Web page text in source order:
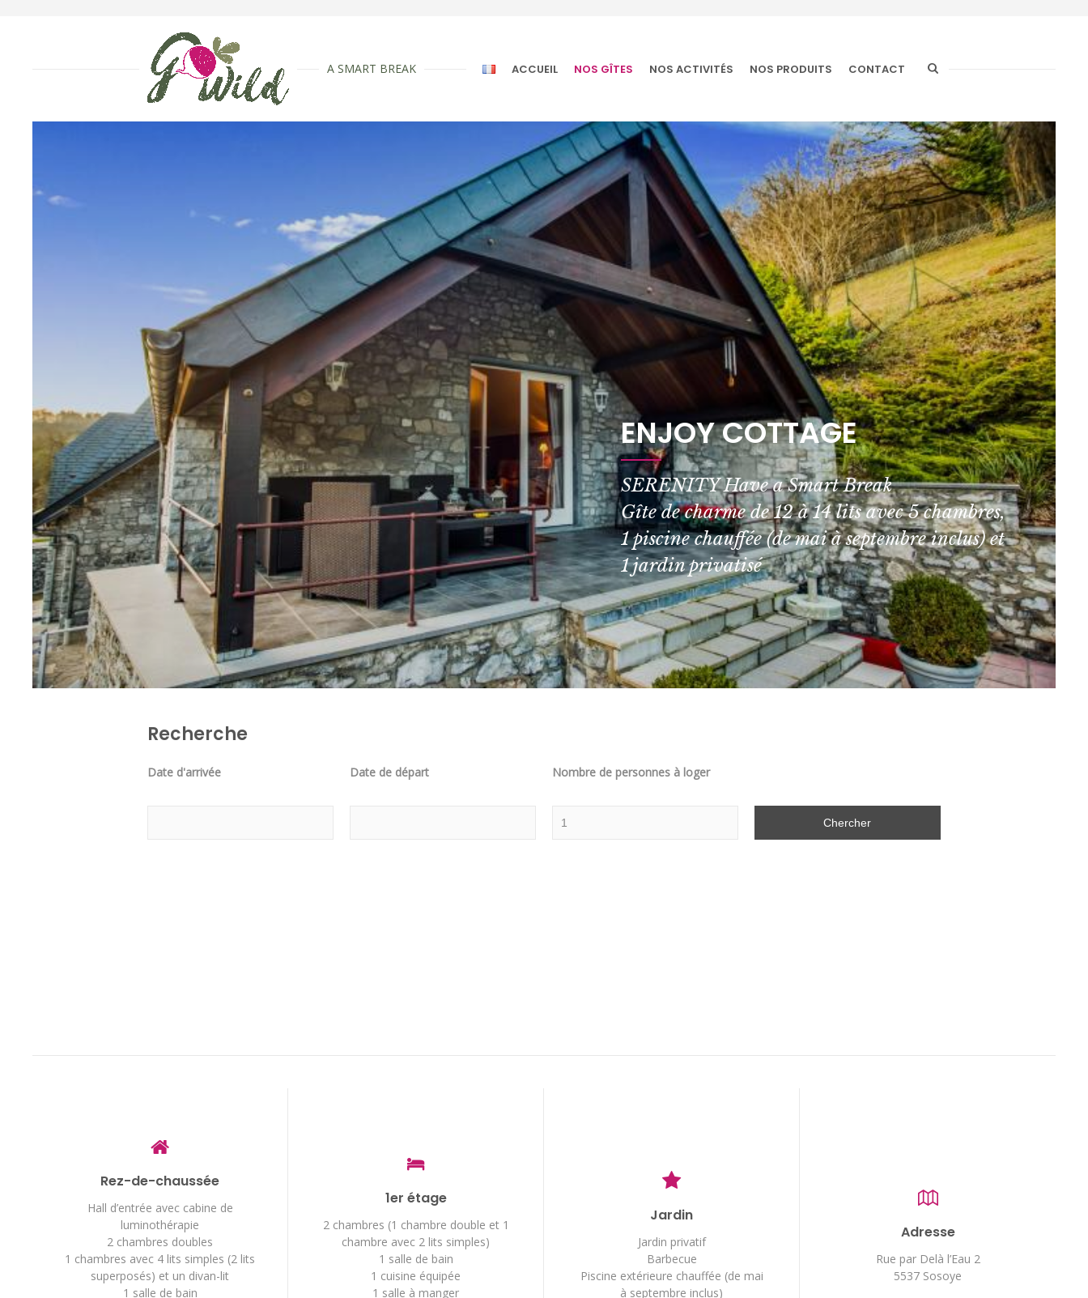
A SMART BREAK ACCUEIL NOS GÎTES NOS ACTIVITÉS NOS PRODUITS CONTACT
ENJOY COTTAGE
SERENITY Have a Smart Break
Gîte de charme de 12 à 14 lits avec 5 chambres,
1 piscine chauffée (de mai à septembre inclus) et
1 jardin privatisé
Recherche
Date d'arrivée Date de départ Nombre de personnes à loger
Rez-de-chaussée
Hall d’entrée avec cabine de
luminothérapie
2 chambres doubles
1 chambres avec 4 lits simples (2 lits
superposés) et un divan-lit
1 salle de bain
1er étage
2 chambres (1 chambre double et 1
chambre avec 2 lits simples)
1 salle de bain
1 cuisine équipée
1 salle à manger
Jardin
Jardin privatif
Barbecue
Piscine extérieure chauffée (de mai
à septembre inclus)
Adresse
Rue par Delà l’Eau 2
5537 Sosoye